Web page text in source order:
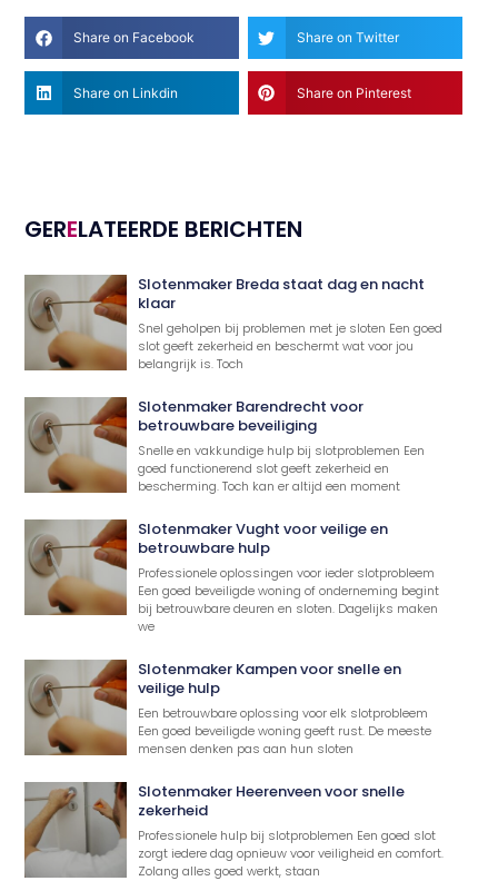
Share on Facebook Share on Twitter
Share on Linkdin Share on Pinterest
GERELATEERDE BERICHTEN
Slotenmaker Breda staat dag en nacht
klaar
Snel geholpen bij problemen met je sloten Een goed
slot geeft zekerheid en beschermt wat voor jou
belangrijk is. Toch
Slotenmaker Barendrecht voor
betrouwbare beveiliging
Snelle en vakkundige hulp bij slotproblemen Een
goed functionerend slot geeft zekerheid en
bescherming. Toch kan er altijd een moment
Slotenmaker Vught voor veilige en
betrouwbare hulp
Professionele oplossingen voor ieder slotprobleem
Een goed beveiligde woning of onderneming begint
bij betrouwbare deuren en sloten. Dagelijks maken
we
Slotenmaker Kampen voor snelle en
veilige hulp
Een betrouwbare oplossing voor elk slotprobleem
Een goed beveiligde woning geeft rust. De meeste
mensen denken pas aan hun sloten
Slotenmaker Heerenveen voor snelle
zekerheid
Professionele hulp bij slotproblemen Een goed slot
zorgt iedere dag opnieuw voor veiligheid en comfort.
Zolang alles goed werkt, staan